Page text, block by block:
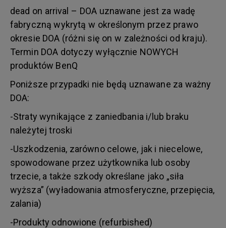
dead on arrival – DOA uznawane jest za wadę
fabryczną wykrytą w określonym przez prawo
okresie DOA (różni się on w zależności od kraju).
Termin DOA dotyczy wyłącznie NOWYCH
produktów BenQ
Poniższe przypadki nie będą uznawane za ważny
DOA:
-Straty wynikające z zaniedbania i/lub braku
należytej troski
-Uszkodzenia, zarówno celowe, jak i niecelowe,
spowodowane przez użytkownika lub osoby
trzecie, a także szkody określane jako „siła
wyższa” (wyładowania atmosferyczne, przepięcia,
zalania)
-Produkty odnowione (refurbished)